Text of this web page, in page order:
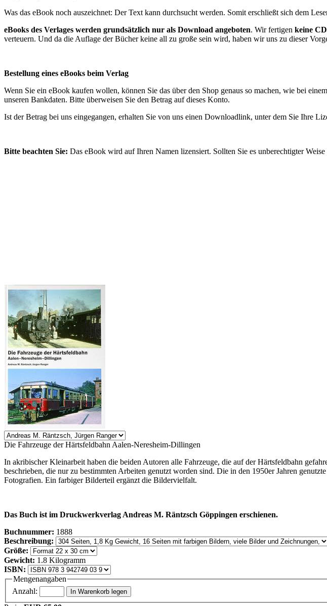
Was das eBook noch auszeichnet: Der Text kann durchsucht werden. Somit erschließt sich dem
eBooks des Verlages werden grundsätzlich nur als Download angeboten. Wir fertigen keine
verteuern. Und da die Auflage der Bücher keine all zu große sein wird, haben wir uns zu dieser
Bestellung eines eBooks beim Verlag
Wenn Sie ein eBook kaufen wollen, können Sie das über den Shop genaus so machen, wie bei
unseren Bankdaten. Bitte überweisen Sie den Betrag auf dieses Konto.
Ist der Betrag bei uns eingegangen, erhalten Sie von uns einen Downloadlink, unter dem Sie Ihre
Bitte beachten Sie: Das eBook wird auf Ihren Namen lizensiert. Sollten Sie es unberechtigter
Die Fahrzeuge der Härtsfeldbahn Aalen-Neresheim-Dillingen
In akribischer Kleinarbeit haben die beiden Autoren alle Fahrzeuge, die auf der Härtsfeldbahn
beschrieben, die nur zu bestimmten Arbeiten genutzt worden sind. Die in den 1950er Jahren
Fotografien. Ein farbiger Bilderteil ergänzt die Bildervielfalt.
Das Buch ist im Druckwerkverlag Andreas M. Räntzsch Göppingen erschienen.
Buchnummer: 1888
Beschreibung:
Größe:
Gewicht: 1.8 Kilogramm
ISBN:
Mengenangaben
Anzahl: